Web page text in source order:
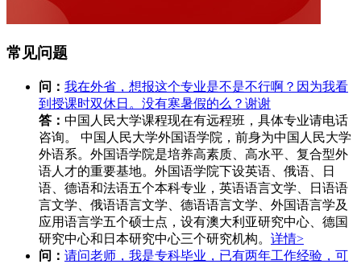
常见问题
问： 我在外省，想报这个专业是不是不行啊？因为我看
到授课时双休日。没有寒暑假的么？谢谢
答： 中国人民大学课程现在有远程班，具体专业请电话
咨询。 中国人民大学外国语学院，前身为中国人民大学
外语系。外国语学院是培养高素质、高水平、复合型外
语人才的重要基地。外国语学院下设英语、俄语、日
语、德语和法语五个本科专业，英语语言文学、日语语
言文学、俄语语言文学、德语语言文学、外国语言学及
应用语言学五个硕士点，设有澳大利亚研究中心、德国
研究中心和日本研究中心三个研究机构。 详情>
问： 请问老师，我是专科毕业，已有两年工作经验，可